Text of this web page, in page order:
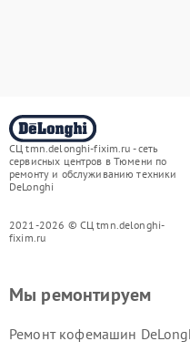
СЦ tmn.delonghi-fixim.ru - сеть
сервисных центров в Тюмени по
ремонту и обслуживанию техники
DeLonghi
2021-2026 © СЦ tmn.delonghi-
fixim.ru
Мы ремонтируем
Ремонт кофемашин